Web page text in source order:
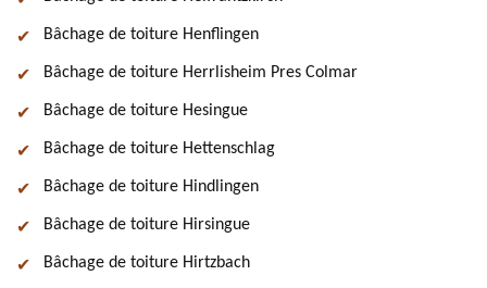
Bâchage de toiture Henflingen
Bâchage de toiture Herrlisheim Pres Colmar
Bâchage de toiture Hesingue
Bâchage de toiture Hettenschlag
Bâchage de toiture Hindlingen
Bâchage de toiture Hirsingue
Bâchage de toiture Hirtzbach